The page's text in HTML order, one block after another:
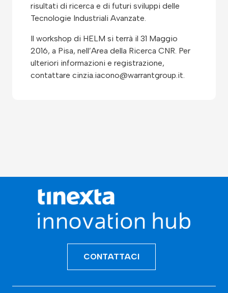
risultati di ricerca e di futuri sviluppi delle
Tecnologie Industriali Avanzate.
Il workshop di HELM si terrà il 31 Maggio
2016, a Pisa, nell’Area della Ricerca CNR. Per
ulteriori informazioni e registrazione,
contattare cinzia.iacono@warrantgroup.it.
CONTATTACI